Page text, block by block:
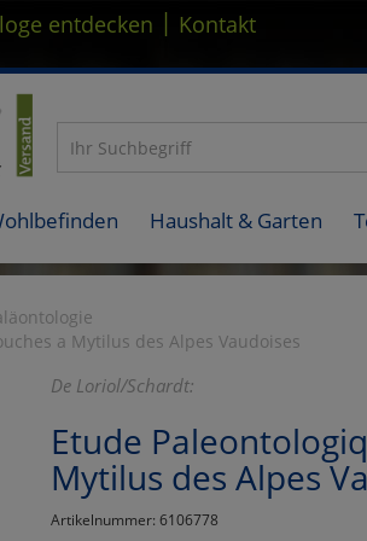
entdecken | Kontakt
Haushalt & Garten
a Mytilus des Alpes Vaudoises
De Loriol/Schardt:
Etude
Mytilus des Alpes
Artikelnummer: 6106778